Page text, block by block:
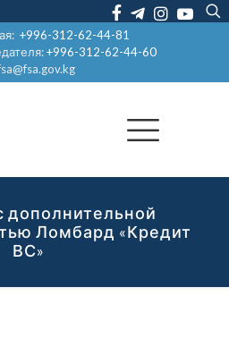
+996-312-62-44-81
+996-312-62-44-60
дополнительной
Ломбард «Кредит
ВС»